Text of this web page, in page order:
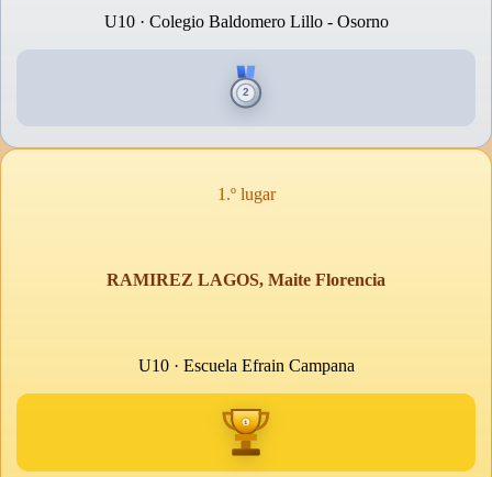
U10 · Colegio Baldomero Lillo - Osorno
1.º lugar
RAMIREZ LAGOS, Maite Florencia
U10 · Escuela Efrain Campana